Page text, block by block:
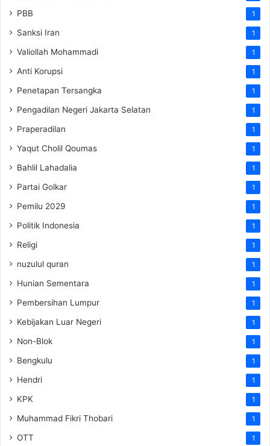
PBB 1
Sanksi Iran 1
Valiollah Mohammadi 1
Anti Korupsi 1
Penetapan Tersangka 1
Pengadilan Negeri Jakarta Selatan 1
Praperadilan 1
Yaqut Cholil Qoumas 1
Bahlil Lahadalia 1
Partai Golkar 1
Pemilu 2029 1
Politik Indonesia 1
Religi 1
nuzulul quran 1
Hunian Sementara 1
Pembersihan Lumpur 1
Kebijakan Luar Negeri 1
Non-Blok 1
Bengkulu 1
Hendri 1
KPK 1
Muhammad Fikri Thobari 1
OTT 1